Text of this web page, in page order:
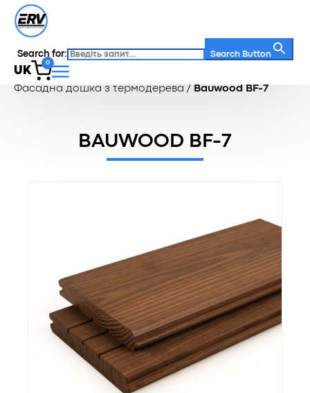
Search for: Search Button
UK
0
Головна / Каталог
Фасадна дошка з термодерева / Bauwood BF-7
BAUWOOD BF-7